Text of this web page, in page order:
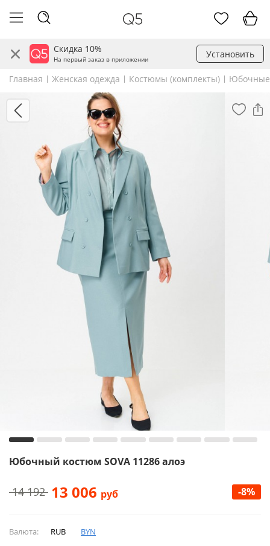
Скидка 10%
На первый заказ в приложении Установить
Главная Женская одежда Костюмы (комплекты)
Юбочный костюм SOVA 11286 алоэ
14 192 13 006 руб -8%
Валюта: RUB BYN